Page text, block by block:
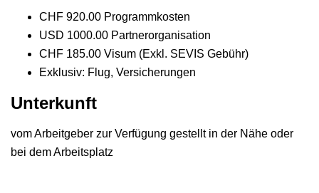
CHF 920.00 Programmkosten
USD 1000.00 Partnerorganisation
CHF 185.00 Visum (Exkl. SEVIS Gebühr)
Exklusiv: Flug, Versicherungen
Unterkunft
vom Arbeitgeber zur Verfügung gestellt in der Nähe oder
bei dem Arbeitsplatz